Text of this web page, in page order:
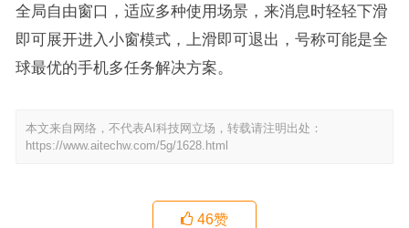
全局自由窗口，适应多种使用场景，来消息时轻轻下滑
即可展开进入小窗模式，上滑即可退出，号称可能是全
球最优的手机多任务解决方案。
本文来自网络，不代表AI科技网立场，转载请注明出处：
https://www.aitechw.com/5g/1628.html
46赞